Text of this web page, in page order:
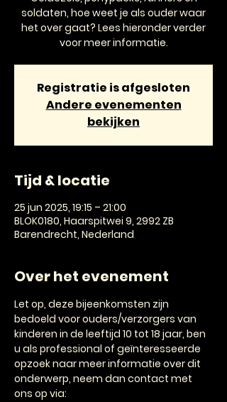
soldaten, hoe weet je als ouder waar
het over gaat? Lees hieronder verder
voor meer informatie.
Registratie is afgesloten
Andere evenementen
bekijken
Tijd & locatie
25 jun 2025, 19:15 – 21:00
BLOK0180, Haarspitwei 9, 2992 ZB
Barendrecht, Nederland
Over het evenement
Let op, deze bijeenkomsten zijn
bedoeld voor ouders/verzorgers van
kinderen in de leeftijd 10 tot 18 jaar, ben
u als professional of geïnteresseerde
opzoek naar meer informatie over dit
onderwerp, neem dan contact met
ons op via: